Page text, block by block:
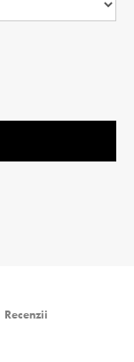
Recenzii